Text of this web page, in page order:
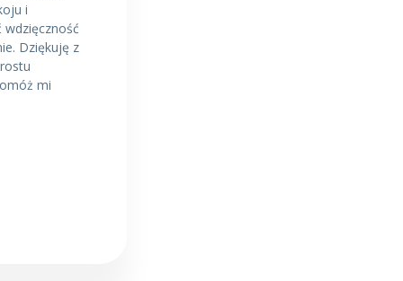
i
wdzięczność
Dziękuję z
mi